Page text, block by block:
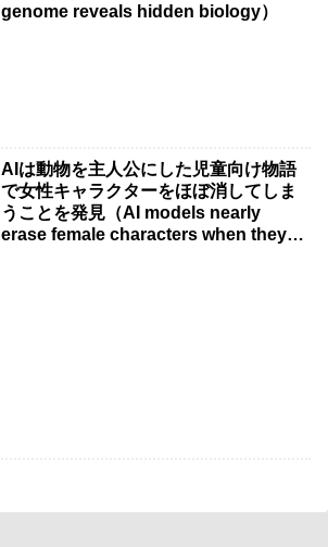
genome reveals hidden biology）
AIは動物を主人公にした児童向け物語
で女性キャラクターをほぼ消してしま
うことを発見（AI models nearly
erase female characters when they